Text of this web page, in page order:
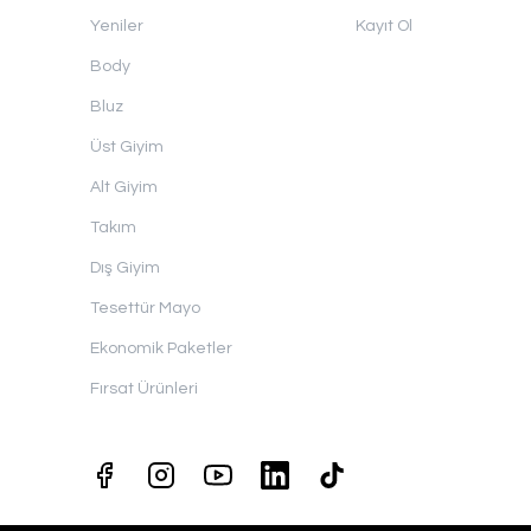
Yeniler
Body
Bluz
Üst Giyim
Alt Giyim
Takım
Dış Giyim
Tesettür Mayo
Ekonomik Paketler
Fırsat Ürünleri
Kayıt Ol